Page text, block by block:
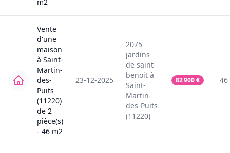
m2
Vente
d'une
maison
à Saint-
Martin-
des-
Puits
(11220)
de 2
pièce(s)
- 46 m2
23-12-2025
2075
jardins
de saint
benoit à
Saint-
Martin-
des-Puits
(11220)
82 900€ 46